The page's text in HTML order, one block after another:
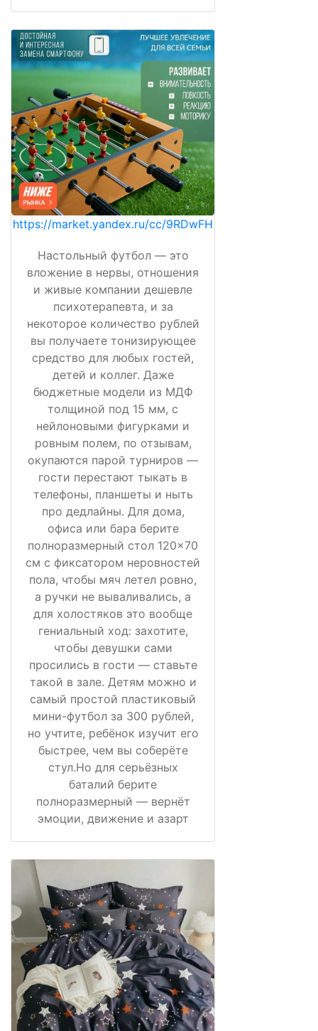
https://market.yandex.ru/cc/9RDwFH
Настольный футбол — это
вложение в нервы, отношения
и живые компании дешевле
психотерапевта, и за
некоторое количество рублей
вы получаете тонизирующее
средство для любых гостей,
детей и коллег. Даже
бюджетные модели из МДФ
толщиной под 15 мм, с
нейлоновыми фигурками и
ровным полем, по отзывам,
окупаются парой турниров —
гости перестают тыкать в
телефоны, планшеты и ныть
про дедлайны. Для дома,
офиса или бара берите
полноразмерный стол 120×70
см с фиксатором неровностей
пола, чтобы мяч летел ровно,
а ручки не вываливались, а
для холостяков это вообще
гениальный ход: захотите,
чтобы девушки сами
просились в гости — ставьте
такой в зале. Детям можно и
самый простой пластиковый
мини-футбол за 300 рублей,
но учтите, ребёнок изучит его
быстрее, чем вы соберёте
стул.Но для серьёзных
баталий берите
полноразмерный — вернёт
эмоции, движение и азарт